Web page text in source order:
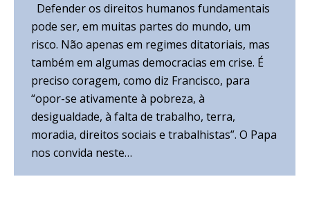
Defender os direitos humanos fundamentais
pode ser, em muitas partes do mundo, um
risco. Não apenas em regimes ditatoriais, mas
também em algumas democracias em crise. É
preciso coragem, como diz Francisco, para
“opor-se ativamente à pobreza, à
desigualdade, à falta de trabalho, terra,
moradia, direitos sociais e trabalhistas”. O Papa
nos convida neste…